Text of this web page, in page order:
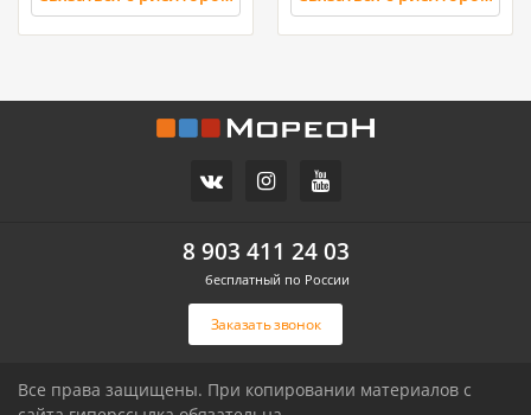
10 500 000
Дом, 71 м2, 3 сот.
Заказать звонок
8 903 411 24 03
бесплатный по России
Все права защищены. При копировании материалов с